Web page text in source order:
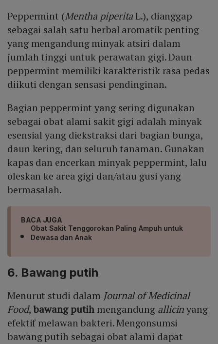
Peppermint (Mentha piperitaL.), dianggap
sebagai salah satu herbal aromatik penting
yang mengandung minyak atsiri dalam
jumlah tinggi untuk perawatan gigi. Daun
peppermint memiliki karakteristik rasa pedas
diikuti dengan sensasi pendinginan.
Bagian peppermint yang sering digunakan
sebagai obat alami sakit gigi adalah minyak
esensial yang diekstraksi dari bagian bunga,
daun kering, dan seluruh tanaman. Gunakan
kapas dan encerkan minyak peppermint, lalu
oleskan ke area gigi dan/atau gusi yang
bermasalah.
BACA JUGA
Obat Sakit Tenggorokan Paling Ampuh untuk
Dewasa dan Anak
6. Bawang putih
Menurut studi dalam Journal of Medicinal
Food,bawang putih mengandung allicinyang
efektif melawan bakteri. Mengonsumsi
bawang putih sebagai obat alami dapat